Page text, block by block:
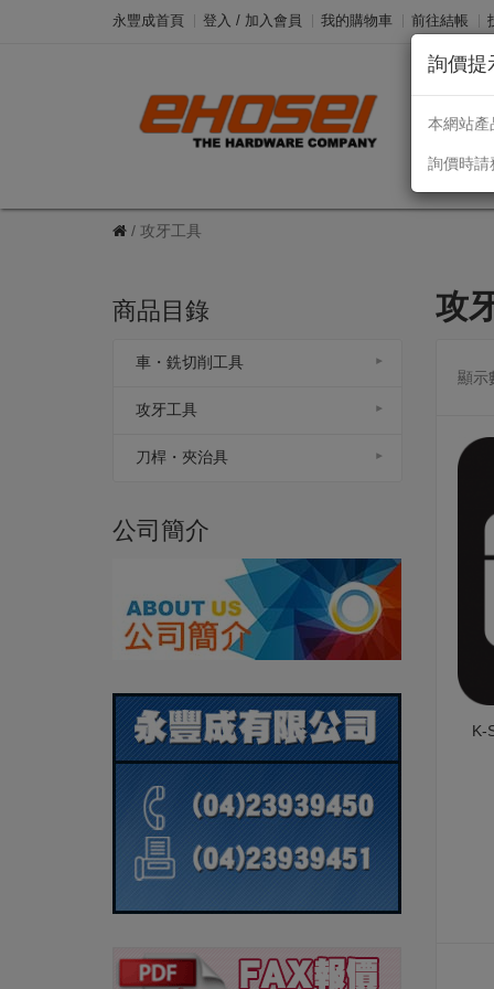
永豐成首頁 登入 / 加入會員 我的購物車 前往結帳
攻牙工具
商品目錄
車・銑切削工具
攻牙工具
刀桿・夾治具
公司簡介
攻
顯示
K-
詢價提
本網站
詢價時